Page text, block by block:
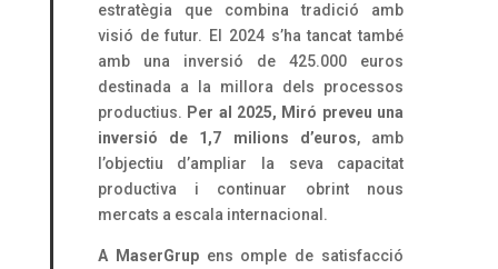
estratègia que combina tradició amb
visió de futur. El 2024 s’ha tancat també
amb una inversió de 425.000 euros
destinada a la millora dels processos
productius. Per al 2025, Miró preveu una
inversió de 1,7 milions d’euros, amb
l’objectiu d’ampliar la seva capacitat
productiva i continuar obrint nous
mercats a escala internacional.
A MaserGrupens omple de satisfacció